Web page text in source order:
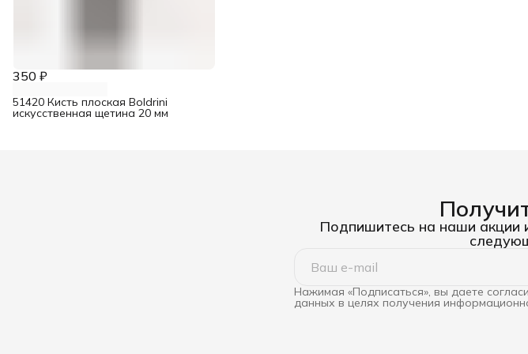
350 ₽
51420 Кисть плоская Boldrini
искусственная щетина 20 мм
Подпишитесь на наши акции
Нажимая «Подписаться», вы даете
данных в целях получения